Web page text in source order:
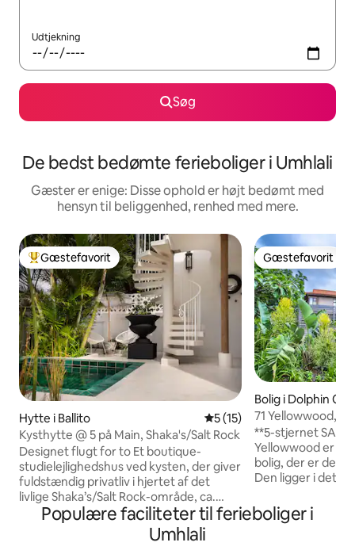
Udtjekning
Søg
De bedst bedømte ferieboliger i Umhlali
Gæster er enige: Disse ophold er højt bedømt med
hensyn til beliggenhed, renhed med mere.
Bedste gæstefavorit
Gæstefavorit
Hytte i Ballito 5 ud af 5 i gennemsnitlig
5 (15)
Kysthytte @ 5 på Main, Shaka's/Salt Rock
Designet flugt for to Et boutique-
studielejlighedshus ved kysten, der giver
fuldstændig privatliv i hjertet af det
livlige Shaka’s/Salt Rock-område, ca.
200 m fra stranden. Har et komplet
udendørs badeværelse (dobbelt bruser
+ bad under stjernerne.) Stilfuldt
Gæstefavorit
Gæstefavorit
Bolig i Dolphin
71 Yellowwood,
**5-stjernet SA-
Yellowwood er
bolig, der er
Den ligger i det
faciliteter,
golfbane, fem
Populære faciliteter til ferieboliger i
Umhlali